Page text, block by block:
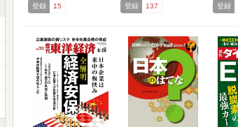
登録 15 登録 137 登録